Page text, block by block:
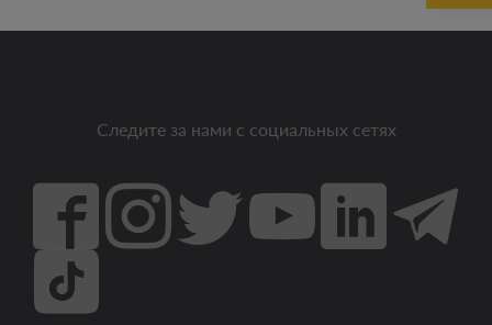
Следите за нами с социальных сетях